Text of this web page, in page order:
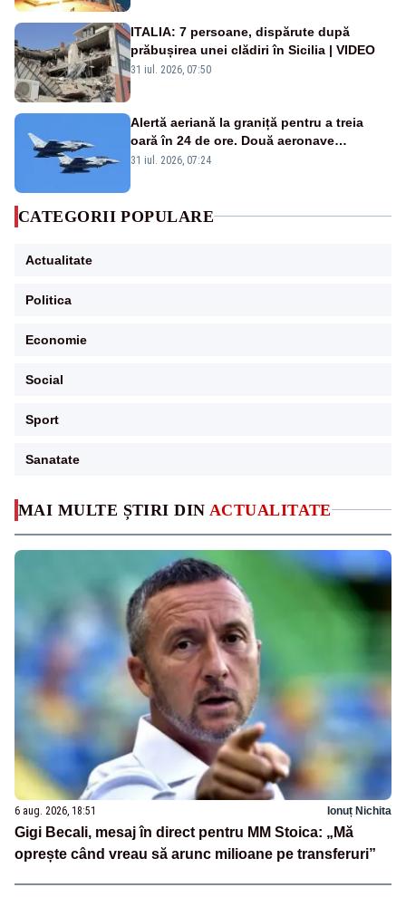
MAI MULTE ȘTIRI DIN ACTUALITATE
6 aug. 2026, 18:51 Ionuț Nichita
Gigi Becali, mesaj în direct pentru MM Stoica: „Mă
oprește când vreau să arunc milioane pe transferuri”
ITALIA: 7 persoane, dispărute după
prăbușirea unei clădiri în Sicilia | VIDEO
31 iul. 2026, 07:50
Alertă aeriană la graniță pentru a treia
oară în 24 de ore. Două aeronave
Eurofighter britanice au fost ridicate de la
31 iul. 2026, 07:24
CATEGORII POPULARE
Actualitate
Politica
Economie
Social
Sport
Sanatate